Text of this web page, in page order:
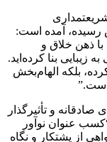
رسیده، آمده است:
ذهن خلاق و
زیبایی بنا کرده‌اید.
بلکه الهام‌بخش
است.”
و تأثیرگذار
عنوان نوآور
پژوهش و فناوری سال ۱۴۰۴، گواهی از پشتکار و نگاه